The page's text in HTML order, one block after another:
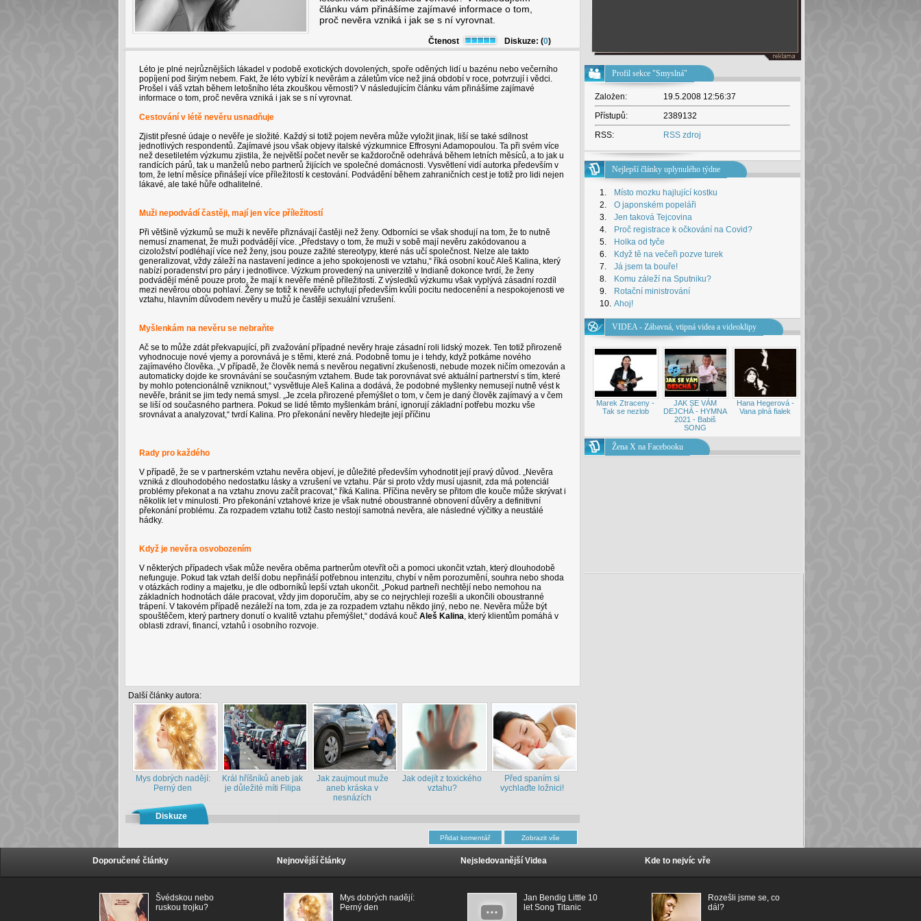
článku vám přinášíme zajímavé informace o tom,
proč nevěra vzniká i jak se s ní vyrovnat.
Čtenost Diskuze: (0)
Léto je plné nejrůznějších lákadel v podobě exotických dovolených, spoře oděných lidí u bazénu nebo večerního
popíjení pod širým nebem. Fakt, že léto vybízí k nevěrám a záletům více než jiná období v roce, potvrzují i vědci.
Prošel i váš vztah během letošního léta zkouškou věrnosti? V následujícím článku vám přinášíme zajímavé
informace o tom, proč nevěra vzniká i jak se s ní vyrovnat.
Cestování v létě nevěru usnadňuje
Zjistit přesné údaje o nevěře je složité. Každý si totiž pojem nevěra může vyložit jinak, liší se také sdílnost
jednotlivých respondentů. Zajímavé jsou však objevy italské výzkumnice Effrosyni Adamopoulou. Ta při svém více
než desetiletém výzkumu zjistila, že největší počet nevěr se každoročně odehrává během letních měsíců, a to jak u
randících párů, tak u manželů nebo partnerů žijících ve společné domácnosti. Vysvětlení vidí autorka především v
tom, že letní měsíce přinášejí více příležitostí k cestování. Podvádění během zahraničních cest je totiž pro lidi nejen
lákavé, ale také hůře odhalitelné.
Muži nepodvádí častěji, mají jen více příležitostí
Při většině výzkumů se muži k nevěře přiznávají častěji než ženy. Odborníci se však shodují na tom, že to nutně
nemusí znamenat, že muži podvádějí více. „Představy o tom, že muži v sobě mají nevěru zakódovanou a
cizoložství podléhají více než ženy, jsou pouze zažité stereotypy, které nás učí společnost. Nelze ale takto
generalizovat, vždy záleží na nastavení jedince a jeho spokojenosti ve vztahu,“ říká osobní kouč Aleš Kalina, který
nabízí poradenství pro páry i jednotlivce. Výzkum provedený na univerzitě v Indianě dokonce tvrdí, že ženy
podvádějí méně pouze proto, že mají k nevěře méně příležitostí. Z výsledků výzkumu však vyplývá zásadní rozdíl
mezi nevěrou obou pohlaví. Ženy se totiž k nevěře uchylují především kvůli pocitu nedocenění a nespokojenosti ve
vztahu, hlavním důvodem nevěry u mužů je častěji sexuální vzrušení.
Myšlenkám na nevěru se nebraňte
Ač se to může zdát překvapující, při zvažování případné nevěry hraje zásadní roli lidský mozek. Ten totiž přirozeně
vyhodnocuje nové vjemy a porovnává je s těmi, které zná. Podobně tomu je i tehdy, když potkáme nového
zajímavého člověka. „V případě, že člověk nemá s nevěrou negativní zkušenosti, nebude mozek ničím omezován a
automaticky dojde ke srovnávání se současným vztahem. Bude tak porovnávat své aktuální partnerství s tím, které
by mohlo potencionálně vzniknout,“ vysvětluje Aleš Kalina a dodává, že podobné myšlenky nemusejí nutně vést k
nevěře, bránit se jim tedy nemá smysl. „Je zcela přirozené přemýšlet o tom, v čem je daný člověk zajímavý a v čem
se liší od současného partnera. Pokud se lidé těmto myšlenkám brání, ignorují základní potřebu mozku vše
srovnávat a analyzovat,“ tvrdí Kalina. Pro překonání nevěry hledejte její příčinu
Rady pro každého
V případě, že se v partnerském vztahu nevěra objeví, je důležité především vyhodnotit její pravý důvod. „Nevěra
vzniká z dlouhodobého nedostatku lásky a vzrušení ve vztahu. Pár si proto vždy musí ujasnit, zda má potenciál
problémy překonat a na vztahu znovu začít pracovat,“ říká Kalina. Příčina nevěry se přitom dle kouče může skrývat i
několik let v minulosti. Pro překonání vztahové krize je však nutné oboustranné obnovení důvěry a definitivní
překonání problému. Za rozpadem vztahu totiž často nestojí samotná nevěra, ale následné výčitky a neustálé
hádky.
Když je nevěra osvobozením
V některých případech však může nevěra oběma partnerům otevřít oči a pomoci ukončit vztah, který dlouhodobě
nefunguje. Pokud tak vztah delší dobu nepřináší potřebnou intenzitu, chybí v něm porozumění, souhra nebo shoda
v otázkách rodiny a majetku, je dle odborníků lepší vztah ukončit. „Pokud partneři nechtějí nebo nemohou na
základních hodnotách dále pracovat, vždy jim doporučím, aby se co nejrychleji rozešli a ukončili oboustranné
trápení. V takovém případě nezáleží na tom, zda je za rozpadem vztahu někdo jiný, nebo ne. Nevěra může být
spouštěčem, který partnery donutí o kvalitě vztahu přemýšlet,“ dodává kouč Aleš Kalina, který klientům pomáhá v
oblasti zdraví, financí, vztahů i osobního rozvoje.
Další články autora:
Mys dobrých nadějí:
Perný den
Král hříšníků aneb jak
je důležité míti Filipa
Jak zaujmout muže
aneb kráska v
nesnázích
Jak odejít z toxického
vztahu?
Před spaním si
vychlaďte ložnici!
Diskuze
Profil sekce "Smyslná"
Založen:
19.5.2008 12:56:37
Přístupů:
2389132
RSS:
RSS zdroj
Nejlepší články uplynulého týdne
1.
Místo mozku hajlující kostku
2.
O japonském popeláři
3.
Jen taková Tejcovina
4.
Proč registrace k očkování na Covid?
5.
Holka od tyče
6.
Když tě na večeři pozve turek
7.
Já jsem ta bouře!
8.
Komu záleží na Sputniku?
9.
Rotační ministrování
10. Ahoj!
VIDEA - Zábavná, vtipná videa a videoklipy
Hana Hegerová -
Vana plná fialek
JAK SE VÁM
DEJCHÁ - HYMNA
2021 - Babiš
SONG
Marek Ztraceny -
Tak se nezlob
Žena X na Facebooku
Doporučené články
Švédskou nebo
ruskou trojku?
Nejnovější články
Mys dobrých nadějí:
Perný den
Nejsledovanější Videa
Jan Bendig Little 10
let Song Titanic
Kde to nejvíc vře
Rozešli jsme se, co
dál?